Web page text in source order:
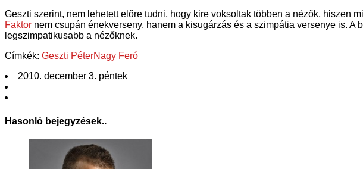
Geszti szerint, nem lehetett előre tudni, hogy kire voksoltak többen a nézők, hiszen
Faktor nem csupán énekverseny, hanem a kisugárzás és a szimpátia versenye is. A
legszimpatikusabb a nézőknek.
Címkék: Geszti PéterNagy Feró
2010. december 3. péntek
Hasonló bejegyzések..